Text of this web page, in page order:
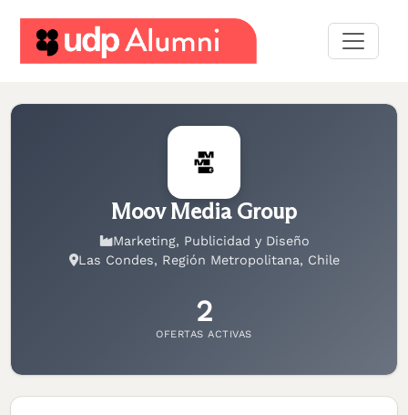
profesional
Servicios
Moov Media Group
Marketing, Publicidad y Diseño
Las Condes, Región Metropolitana, Chile
2
OFERTAS ACTIVAS